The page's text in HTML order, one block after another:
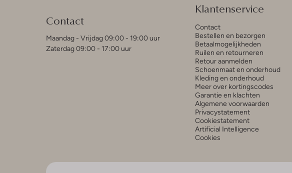
Contact
Maandag - Vrijdag 09:00 - 19:00 uur
Zaterdag 09:00 - 17:00 uur
Klantenservice
Contact
Bestellen en bezorgen
Betaalmogelijkheden
Ruilen en retourneren
Retour aanmelden
Schoenmaat en onderhoud
Kleding en onderhoud
Meer over kortingscodes
Garantie en klachten
Algemene voorwaarden
Privacystatement
Cookiestatement
Artificial Intelligence
Cookies